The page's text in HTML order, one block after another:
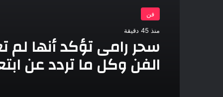
فن
منذ 45 دقيقة
سحر رامى تؤكد أنها لم
الفن وكل ما تردد عن
مجرد شائعات